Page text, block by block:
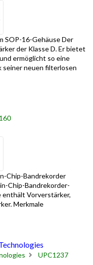
SOP-16-Gehäuse Der
der Klasse D. Er bietet
ermöglicht so eine
seiner neuen filterlosen
Chip-Bandrekorder
Chip-Bandrekorder-
enthält Vorverstärker,
Merkmale
UPC1237